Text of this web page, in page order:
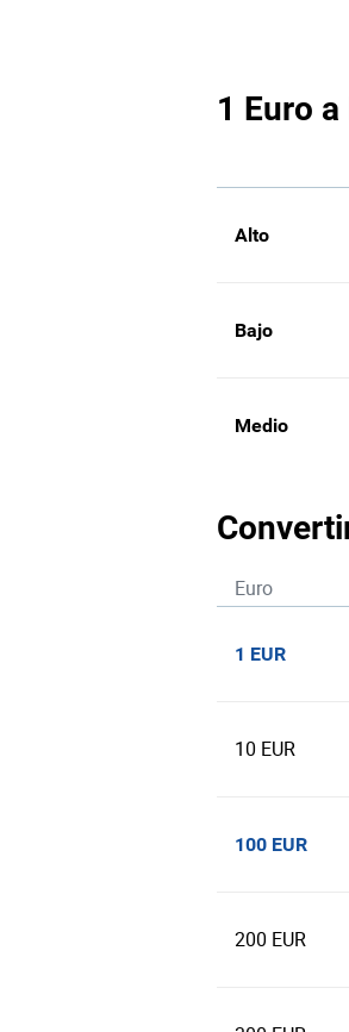
1 Euro
Alto
Bajo
Medio
Euro
1 EUR
10 EUR
100 EUR
200 EUR